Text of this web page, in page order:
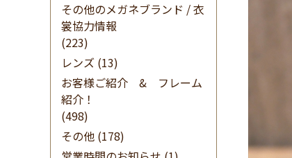
その他のメガネブランド / 衣
裳協力情報
(223)
レンズ (13)
お客様ご紹介 & フレーム
紹介！
(498)
その他 (178)